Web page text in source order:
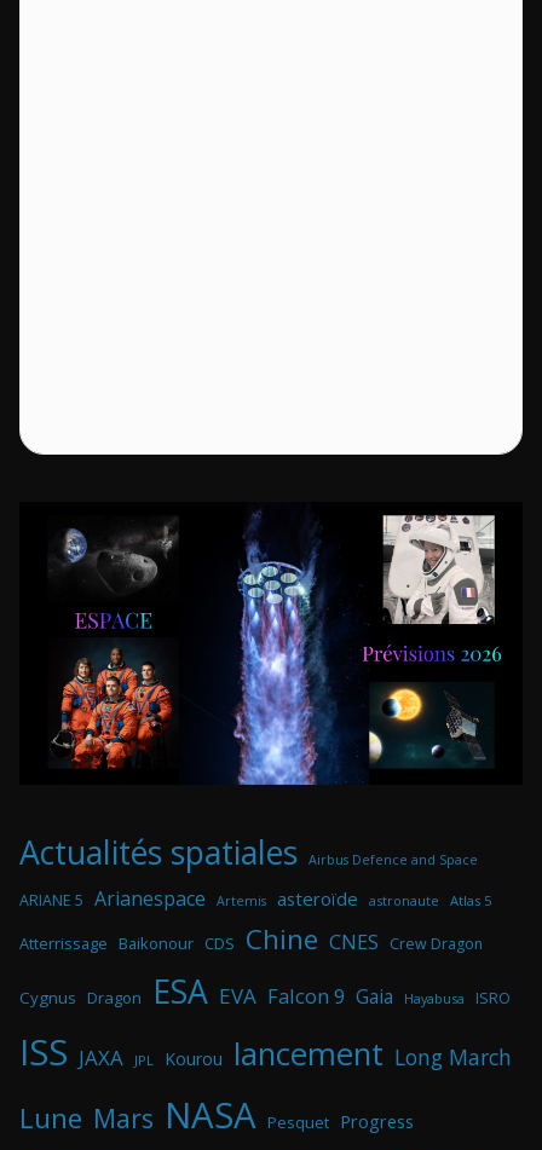
Actualités spatiales Airbus Defence and Space
ARIANE 5 Arianespace Artemis asteroïde astronaute Atlas 5
Atterrissage Baikonour CDS Chine CNES Crew Dragon
Cygnus Dragon ESA EVA Falcon 9 Gaia Hayabusa ISRO
ISS JAXA JPL Kourou lancement Long March
Lune Mars NASA Pesquet Progress